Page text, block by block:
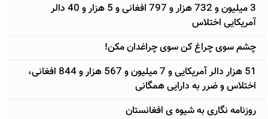
3 ميليون و 732 هزار و 797 افغانی و 5 هزار و 40 دالر
آمريکايی اختلاس
چشم سوی چراغ کن سوی چراغدان مکن!
51 هزار دالر آمريکايی و 7 ميليون و 567 هزار و 844 افغانی،
اختلاس و ضرر به دارايی همگانی
روزنامه نگاری به شيوه ی افغانستان